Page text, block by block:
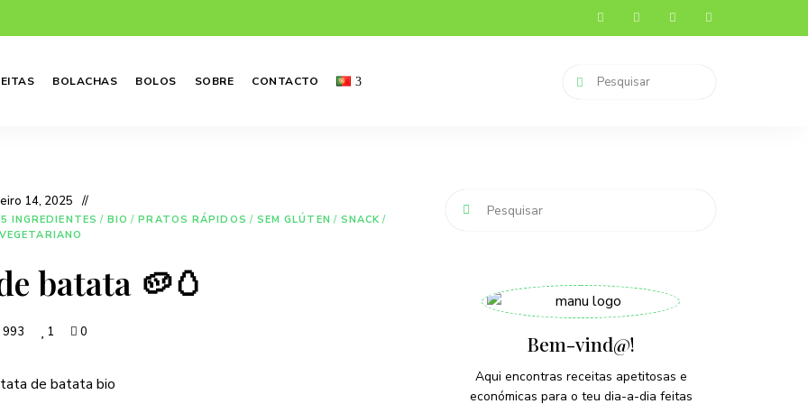
BOLACHAS BOLOS SOBRE CONTACTO
14, 2025
INGREDIENTES / BIO / PRATOS RÁPIDOS / SEM GLÚTEN / SNACK /
VEGETARIANO
batata 🥔🥚
993 1 0 Bem-vind@!
Aqui encontras receitas apetitosas e
económicas para o teu dia-a-dia feitas